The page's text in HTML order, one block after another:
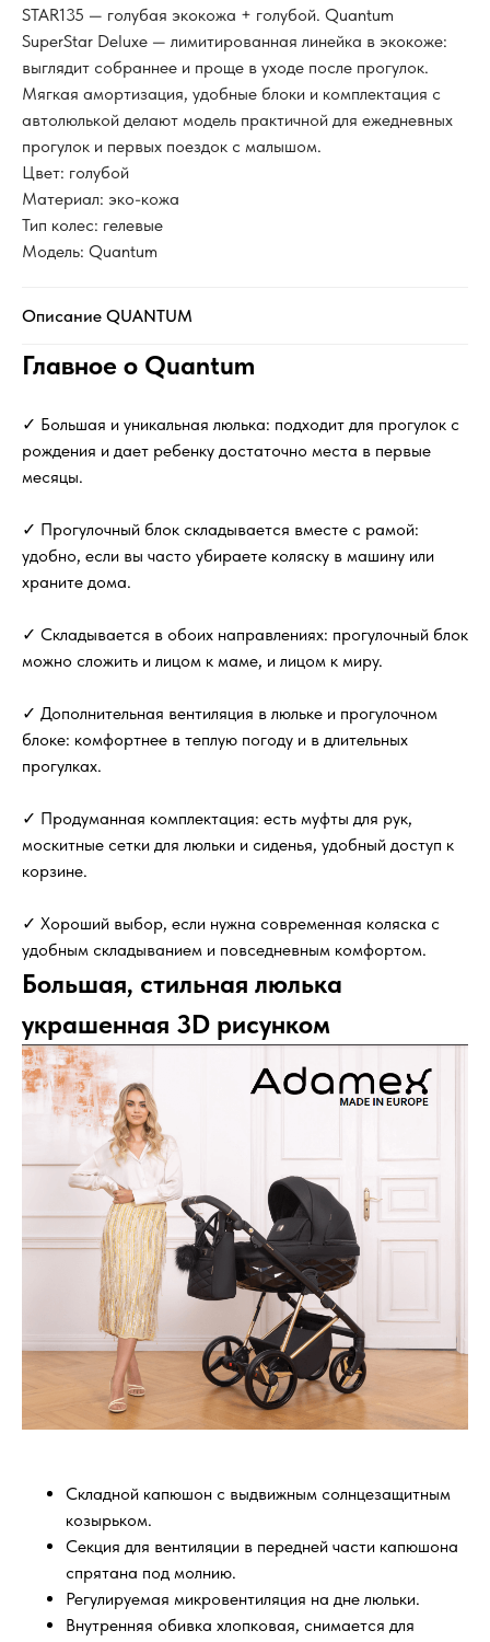
STAR135 — голубая экокожа + голубой. Quantum
SuperStar Deluxe — лимитированная линейка в экокоже:
выглядит собраннее и проще в уходе после прогулок.
Мягкая амортизация, удобные блоки и комплектация с
автолюлькой делают модель практичной для ежедневных
прогулок и первых поездок с малышом.
Цвет: голубой
Материал: эко-кожа
Тип колес: гелевые
Модель: Quantum
Описание QUANTUM
Главное о Quantum
✓ Большая и уникальная люлька: подходит для прогулок с
рождения и дает ребенку достаточно места в первые
месяцы.
✓ Прогулочный блок складывается вместе с рамой:
удобно, если вы часто убираете коляску в машину или
храните дома.
✓ Складывается в обоих направлениях: прогулочный блок
можно сложить и лицом к маме, и лицом к миру.
✓ Дополнительная вентиляция в люльке и прогулочном
блоке: комфортнее в теплую погоду и в длительных
прогулках.
✓ Продуманная комплектация: есть муфты для рук,
москитные сетки для люльки и сиденья, удобный доступ к
корзине.
✓ Хороший выбор, если нужна современная коляска с
удобным складыванием и повседневным комфортом.
Большая, стильная люлька
украшенная 3D рисунком
Складной капюшон с выдвижным солнцезащитным
козырьком.
Секция для вентиляции в передней части капюшона
спрятана под молнию.
Регулируемая микровентиляция на дне люльки.
Внутренняя обивка хлопковая, снимается для